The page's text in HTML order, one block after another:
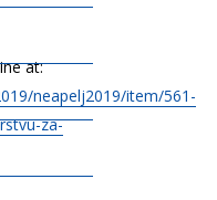
at:
neapelj2019/item/561-
za-